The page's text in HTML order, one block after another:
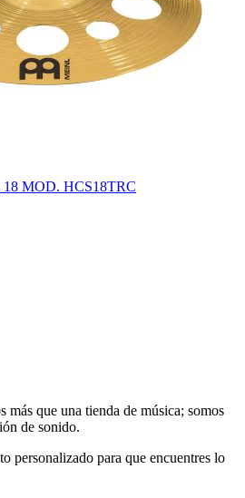
MOD. HCS18TRC
que una tienda de música; somos
de sonido.
personalizado para que encuentres lo